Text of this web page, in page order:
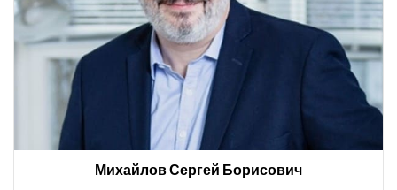
Михайлов Сергей Борисович